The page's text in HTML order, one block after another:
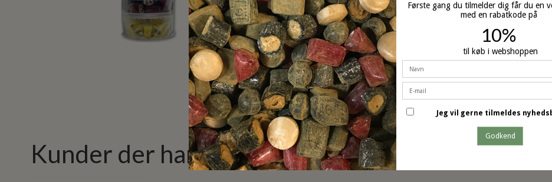
Kunder der har købt dette produkt har også købt
Første gang du tilmelder dig får du en
med en rabatkode på
10%
til køb i webshoppen
Jeg vil gerne tilmeldes
Godkend